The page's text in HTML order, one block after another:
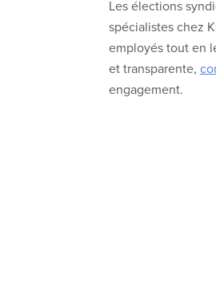
Les élections
spécialistes chez
employés tout en
et transparente,
engagement.